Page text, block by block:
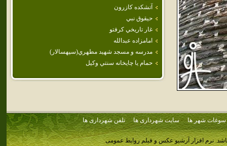
آتشكده كازرون
حيقوق نبي
غار تاريخي كرفتو
امامزاده‌ عبدالله
مدرسه و مسجد شهيد مطهري(سپهسالار)
حمام‌ يا چايخانه‌ سنتي‌ وكيل‌
سوغات شهر ها سایت شهرداری ها تلفن شهرداری ها
نرم افزار آرشیو عکس و فیلم روابط عمومی